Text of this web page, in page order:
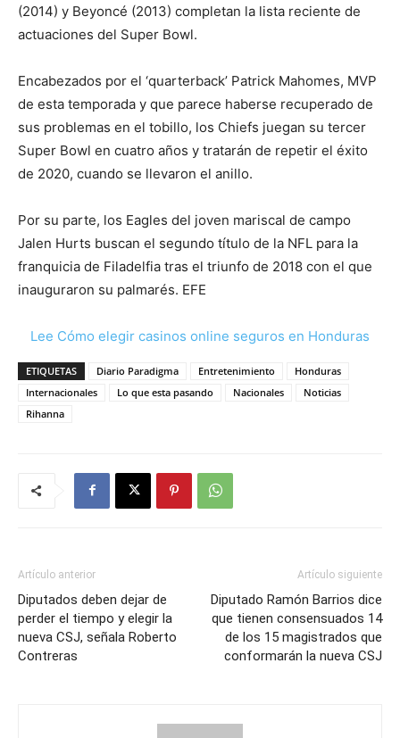
(2014) y Beyoncé (2013) completan la lista reciente de
actuaciones del Super Bowl.
Encabezados por el ‘quarterback’ Patrick Mahomes, MVP
de esta temporada y que parece haberse recuperado de
sus problemas en el tobillo, los Chiefs juegan su tercer
Super Bowl en cuatro años y tratarán de repetir el éxito
de 2020, cuando se llevaron el anillo.
Por su parte, los Eagles del joven mariscal de campo
Jalen Hurts buscan el segundo título de la NFL para la
franquicia de Filadelfia tras el triunfo de 2018 con el que
inauguraron su palmarés. EFE
Lee Cómo elegir casinos online seguros en Honduras
ETIQUETAS Diario Paradigma Entretenimiento
Honduras
Internacionales
Lo que esta pasando Nacionales
Noticias
Rihanna
Artículo anterior
Diputados deben dejar de
perder el tiempo y elegir la
nueva CSJ, señala Roberto
Contreras
Artículo siguiente
Diputado Ramón Barrios dice
que tienen consensuados 14
de los 15 magistrados que
conformarán la nueva CSJ